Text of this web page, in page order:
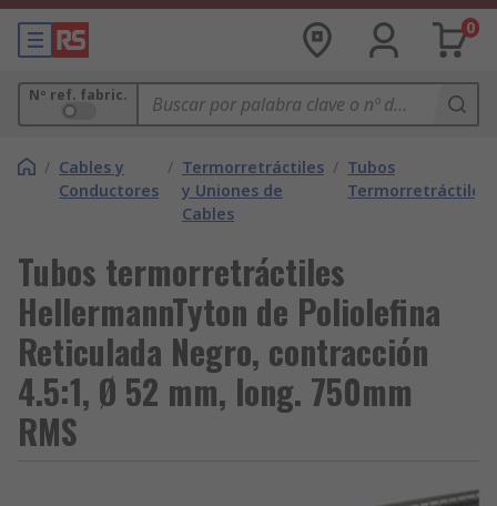
0
Nº ref. fabric.
/ Cables y
Conductores
/ Termorretráctiles
y Uniones de
Cables
/ Tubos
Termorretráctiles
Tubos termorretráctiles
HellermannTyton de Poliolefina
Reticulada Negro, contracción
4.5:1, Ø 52 mm, long. 750mm
RMS